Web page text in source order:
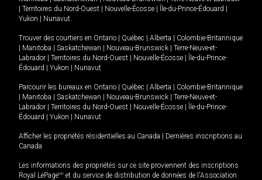
| Territoires du Nord-Ouest | Nouvelle-Écosse | Île-du-Prince-Édouard |
Yukon | Nunavut.
Trouver des courtiers en Ontario | Québec | Alberta | Colombie-Britannique
| Manitoba | Saskatchewan | Nouveau-Brunswick | Terre-Neuve-et-
Labrador | Territoires du Nord-Ouest | Nouvelle-Écosse | Île-du-Prince-
Édouard | Yukon | Nunavut
Parcourir les bureaux en Ontario | Québec | Alberta | Colombie-Britannique
| Manitoba | Saskatchewan | Nouveau-Brunswick | Terre-Neuve-et-
Labrador | Territoires du Nord-Ouest | Nouvelle-Écosse | Île-du-Prince-
Édouard | Yukon | Nunavut
Afficher les propriétés résidentielles au Canada | Dernières inscriptions au
Canada
Les informations des propriétés sur ce site proviennent des inscriptions
Royal LePageMD et du service de distribution de données de l'Association